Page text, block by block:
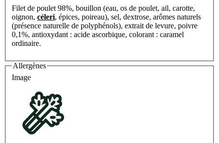
Filet de poulet 98%, bouillon (eau, os de poulet, ail, carotte,
oignon, céleri, épices, poireau), sel, dextrose, arômes naturels
(présence naturelle de polyphénols), extrait de levure, poivre
0,1%, antioxydant : acide ascorbique, colorant : caramel
ordinaire.
Allergènes
Image